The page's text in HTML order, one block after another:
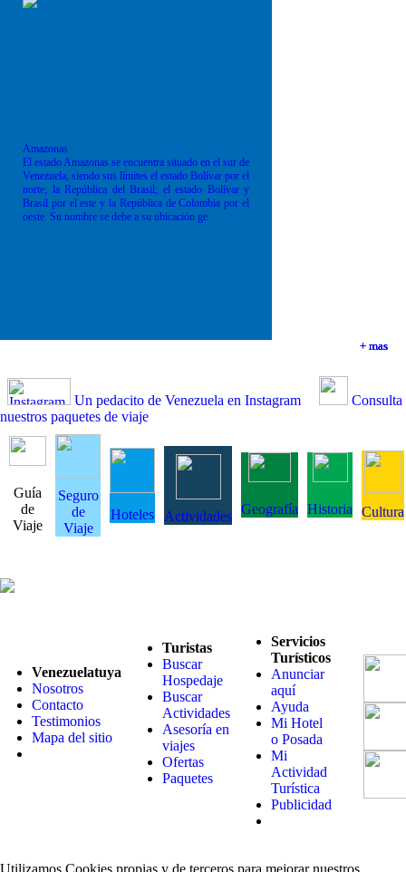
+ mas
+ mas
+ mas
Amazonas
El estado Amazonas se encuentra situado en el sur de
Venezuela, siendo sus límites el estado Bolívar por el
norte; la República del Brasil; el estado Bolívar y
Brasil por el este y la República de Colombia por el
oeste. Su nombre se debe a su ubicación ge
+ mas
Un pedacito de Venezuela en Instagram
Consulta
nuestros paquetes de viaje
Guía
de
Viaje
Seguro
de
Viaje
Hoteles Actividades Geografía Historia Cultura
Venezuelatuya
Nosotros
Contacto
Testimonios
Mapa del sitio
Turistas
Buscar
Hospedaje
Buscar
Actividades
Asesoría en
viajes
Ofertas
Paquetes
Servicios
Turísticos
Anunciar
aquí
Ayuda
Mi Hotel
o Posada
Mi
Actividad
Turística
Publicidad
Utilizamos Cookies propias y de terceros para mejorar nuestros